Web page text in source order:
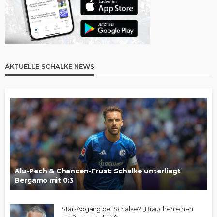
AKTUELLE SCHALKE NEWS
Alu-Pech & Chancen-Frust: Schalke unterliegt
Bergamo mit 0:3
Star-Abgang bei Schalke? „Brauchen einen